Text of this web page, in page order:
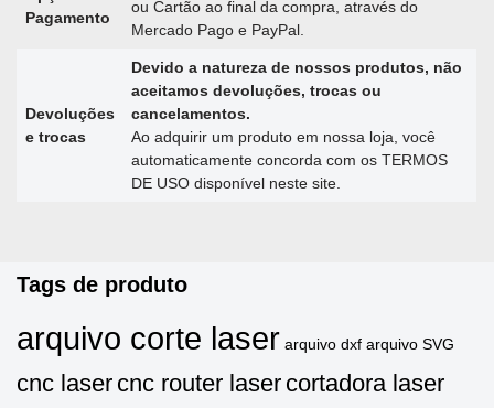
Pagamento
ou Cartão ao final da compra, através do
Mercado Pago e PayPal.
Devoluções
e trocas
Devido a natureza de nossos produtos, não
aceitamos devoluções, trocas ou
cancelamentos.
Ao adquirir um produto em nossa loja, você
automaticamente concorda com os TERMOS
DE USO disponível neste site.
Tags de produto
arquivo corte laser arquivo dxf arquivo SVG
cnc laser cnc router laser cortadora laser